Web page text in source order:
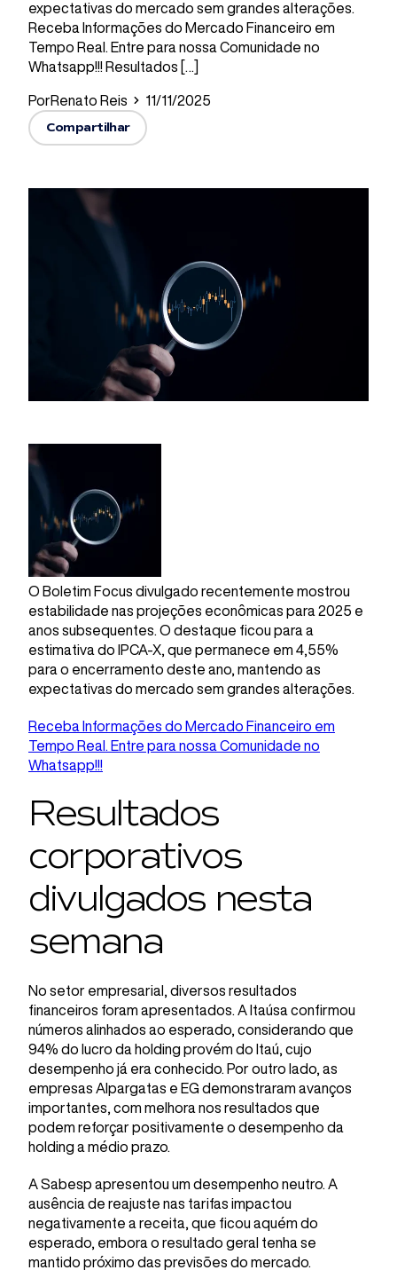
expectativas do mercado sem grandes alterações.
Receba Informações do Mercado Financeiro em
Tempo Real. Entre para nossa Comunidade no
Whatsapp!!! Resultados […]
PorRenato Reis 11/11/2025
Compartilhar
O Boletim Focus divulgado recentemente mostrou
estabilidade nas projeções econômicas para 2025 e
anos subsequentes. O destaque ficou para a
estimativa do IPCA-X, que permanece em 4,55%
para o encerramento deste ano, mantendo as
expectativas do mercado sem grandes alterações.
Receba Informações do Mercado Financeiro em
Tempo Real. Entre para nossa Comunidade no
Whatsapp!!!
Resultados
corporativos
divulgados nesta
semana
No setor empresarial, diversos resultados
financeiros foram apresentados. A Itaúsa confirmou
números alinhados ao esperado, considerando que
94% do lucro da holding provém do Itaú, cujo
desempenho já era conhecido. Por outro lado, as
empresas Alpargatas e EG demonstraram avanços
importantes, com melhora nos resultados que
podem reforçar positivamente o desempenho da
holding a médio prazo.
A Sabesp apresentou um desempenho neutro. A
ausência de reajuste nas tarifas impactou
negativamente a receita, que ficou aquém do
esperado, embora o resultado geral tenha se
mantido próximo das previsões do mercado.